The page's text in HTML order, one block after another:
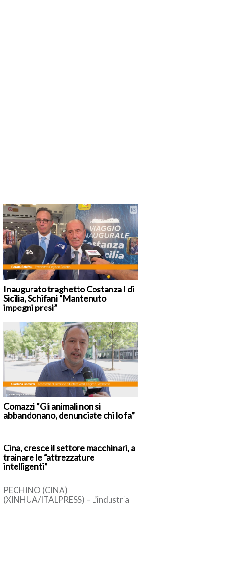
Inaugurato traghetto Costanza I di
Sicilia, Schifani “Mantenuto
impegni presi”
Comazzi “Gli animali non si
abbandonano, denunciate chi lo fa”
Cina, cresce il settore macchinari, a
trainare le “attrezzature
intelligenti”
PECHINO (CINA)
(XINHUA/ITALPRESS) – L’industria